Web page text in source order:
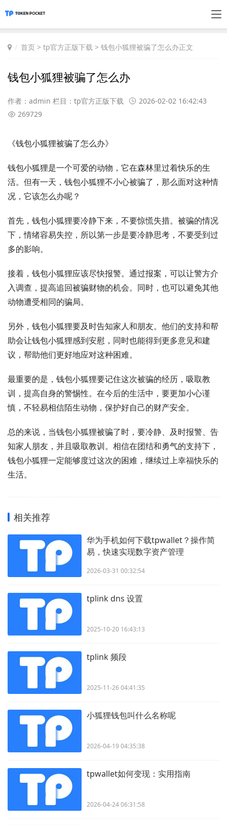
首页 > tp官方正版下载 > 钱包小狐狸被骗了怎么办正文
钱包小狐狸被骗了怎么办
作者：admin 栏目： tp官方正版下载
2026-02-02 16:42:43
269729
《钱包小狐狸被骗了怎么办》
钱包小狐狸是一个可爱的动物，它在森林里过着快乐的生
活。但有一天，钱包小狐狸不小心被骗了，那么面对这种情
况，它该怎么办呢？
首先，钱包小狐狸要冷静下来，不要惊慌失措。被骗的情况
下，情绪容易失控，所以第一步是要冷静思考，不要受到过
多的影响。
接着，钱包小狐狸应该尽快报警。通过报案，可以让警方介
入调查，提高追回被骗财物的机会。同时，也可以避免其他
动物遭受相同的骗局。
另外，钱包小狐狸要及时告知家人和朋友。他们的支持和帮
助会让钱包小狐狸感到安慰，同时也能得到更多意见和建
议，帮助他们更好地应对这种困难。
最重要的是，钱包小狐狸要记住这次被骗的经历，吸取教
训，提高自身的警惕性。在今后的生活中，要更加小心谨
慎，不轻易相信陌生动物，保护好自己的财产安全。
总的来说，当钱包小狐狸被骗了时，要冷静、及时报警、告
知家人朋友，并且吸取教训。相信在团结和勇气的支持下，
钱包小狐狸一定能够度过这次的困难，继续过上幸福快乐的
生活。
相关推荐
华为手机如何下载tpwallet？操作简
易，快速实现数字资产管理
2026-03-31 00:32:54
tplink dns 设置
2025-10-20 16:43:13
tplink 频段
2025-11-26 04:41:35
小狐狸钱包叫什么名称呢
2026-04-19 04:35:38
tpwallet如何变现：实用指南
2026-04-24 06:31:58